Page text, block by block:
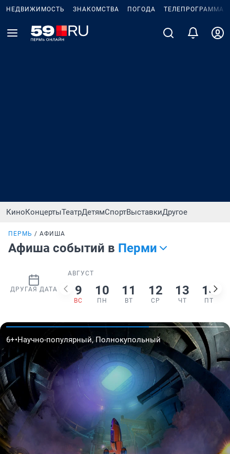
НЕДВИЖИМОСТЬ ЗНАКОМСТВА ПОГОДА ТЕЛЕПРОГРАММА
КиноКонцертыТеатрДетямСпортВыставкиДругое
ПЕРМЬ АФИША
Афиша событий в Перми
ДРУГАЯ ДАТА
АВГУСТ
9
ВС
10
ПН
11
ВТ
12
СР
13
ЧТ
14
ПТ
6+•Научно-популярный, Полнокупольный